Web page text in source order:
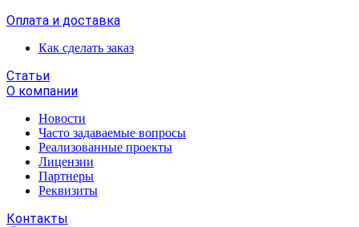
Оплата и доставка
Как сделать заказ
Статьи
О компании
Новости
Часто задаваемые вопросы
Реализованные проекты
Лицензии
Партнеры
Реквизиты
Контакты